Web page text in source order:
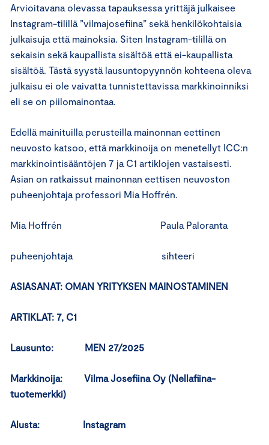
Arvioitavana olevassa tapauksessa yrittäjä julkaisee
Instagram-tilillä ”vilmajosefiina” sekä henkilökohtaisia
julkaisuja että mainoksia. Siten Instagram-tilillä on
sekaisin sekä kaupallista sisältöä että ei-kaupallista
sisältöä. Tästä syystä lausuntopyynnön kohteena oleva
julkaisu ei ole vaivatta tunnistettavissa markkinoinniksi
eli se on piilomainontaa.
Edellä mainituilla perusteilla mainonnan eettinen
neuvosto katsoo, että markkinoija on menetellyt ICC:n
markkinointisääntöjen 7 ja C1 artiklojen vastaisesti.
Asian on ratkaissut mainonnan eettisen neuvoston
puheenjohtaja professori Mia Hoffrén.
Mia Hoffrén Paula Paloranta
puheenjohtaja sihteeri
ASIASANAT: OMAN YRITYKSEN MAINOSTAMINEN
ARTIKLAT: 7, C1
Lausunto: MEN 27/2025
Markkinoija: Vilma Josefiina Oy (Nellafiina-
tuotemerkki)
Alusta: Instagram